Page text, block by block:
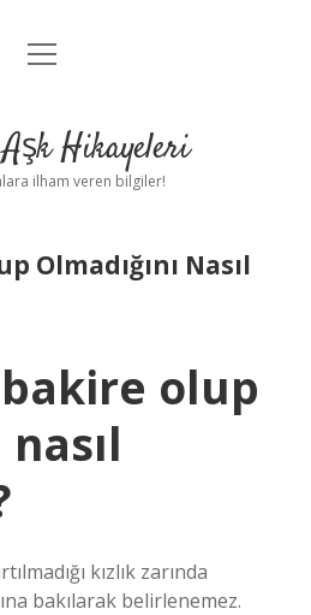
Anasayfa
Uyarı
menüyü
Hikayeleri
ilham veren bilgiler!
Olmadığını Nasıl
bakire olup
nasıl
kızlık zarında
bakılarak belirlenemez.